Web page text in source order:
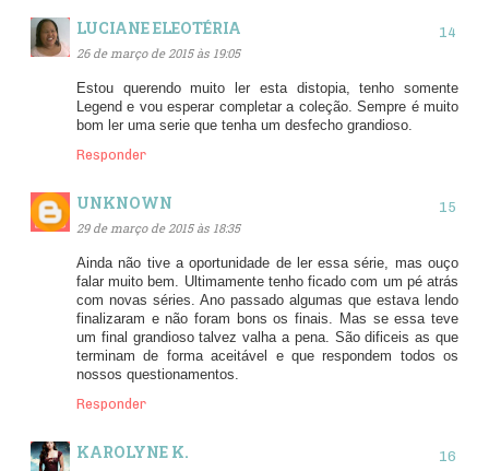
LUCIANE ELEOTÉRIA
26 de março de 2015 às 19:05
Estou querendo muito ler esta distopia, tenho somente
Legend e vou esperar completar a coleção. Sempre é muito
bom ler uma serie que tenha um desfecho grandioso.
Responder
UNKNOWN
29 de março de 2015 às 18:35
Ainda não tive a oportunidade de ler essa série, mas ouço
falar muito bem. Ultimamente tenho ficado com um pé atrás
com novas séries. Ano passado algumas que estava lendo
finalizaram e não foram bons os finais. Mas se essa teve
um final grandioso talvez valha a pena. São dificeis as que
terminam de forma aceitável e que respondem todos os
nossos questionamentos.
Responder
KAROLYNE K.